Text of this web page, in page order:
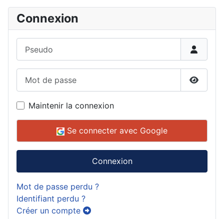
Connexion
Maintenir la connexion
Se connecter avec Google
Connexion
Mot de passe perdu ?
Identifiant perdu ?
Créer un compte